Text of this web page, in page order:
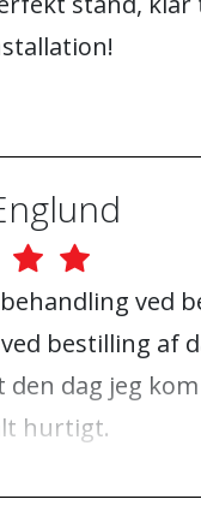
ved
bestilling af
dag jeg
hurtigt.